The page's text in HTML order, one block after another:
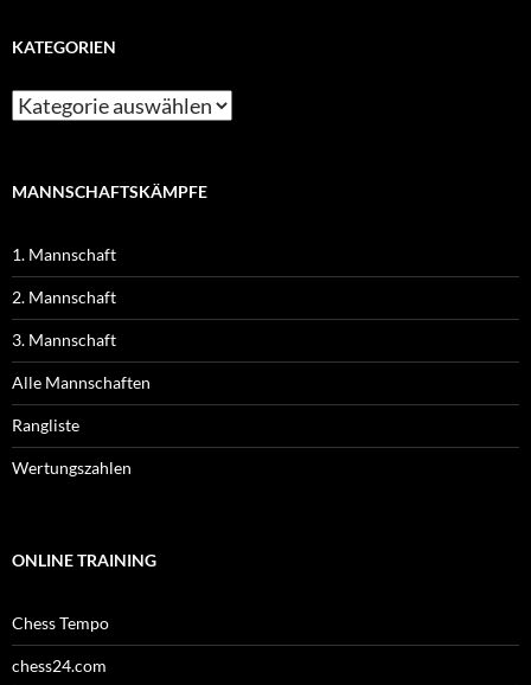
KATEGORIEN
MANNSCHAFTSKÄMPFE
1. Mannschaft
2. Mannschaft
3. Mannschaft
Alle Mannschaften
Rangliste
Wertungszahlen
ONLINE TRAINING
Chess Tempo
chess24.com